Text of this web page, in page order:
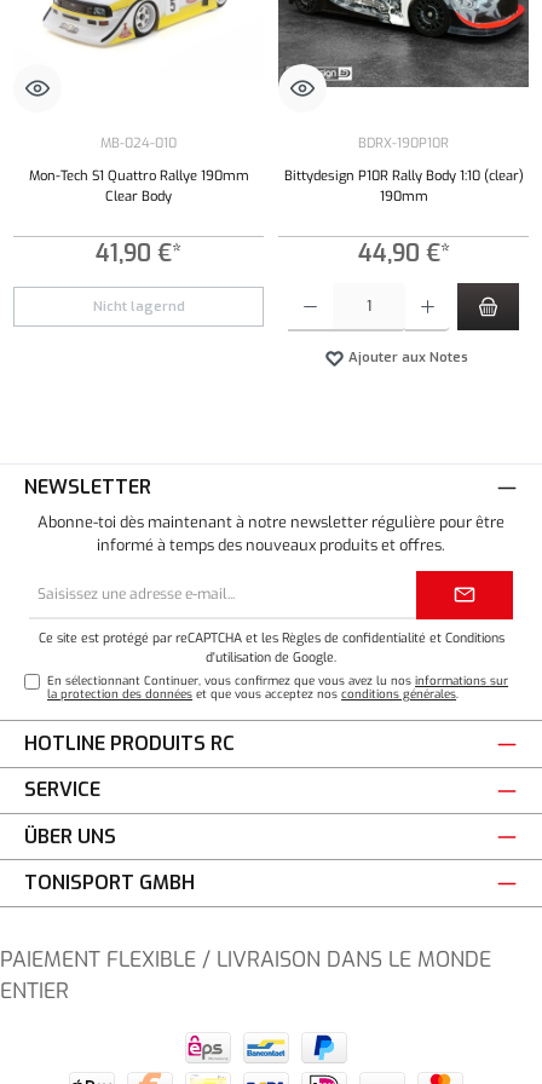
MB-024-010
Mon-Tech S1 Quattro Rallye 190mm
Clear Body
41,90 €*
Nicht lagernd
BDRX-190P10R
Bittydesign P10R Rally Body 1:10 (clear)
190mm
44,90 €*
Ajouter aux Notes
NEWSLETTER
Abonne-toi dès maintenant à notre newsletter régulière pour être
informé à temps des nouveaux produits et offres.
e-
Ce site est protégé par reCAPTCHA et les Règles de confidentialité et Conditions
d'utilisation de Google.
En sélectionnant Continuer, vous confirmez que vous avez lu nosinformations sur
la protection des données et que vous acceptez nosconditions générales.
HOTLINE PRODUITS RC
SERVICE
ÜBER UNS
TONISPORT GMBH
PAIEMENT FLEXIBLE / LIVRAISON DANS LE MONDE
ENTIER